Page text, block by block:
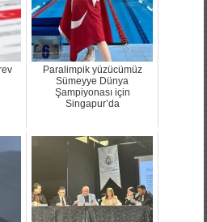
Paralimpik yüzücümüz
Sümeyye Dünya
Şampiyonası için
Singapur’da